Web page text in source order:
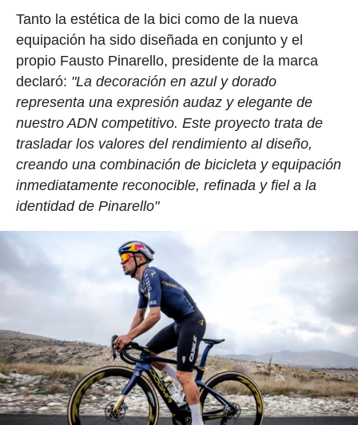
Tanto la estética de la bici como de la nueva
equipación ha sido diseñada en conjunto y el
propio Fausto Pinarello, presidente de la marca
declaró: "La decoración en azul y dorado
representa una expresión audaz y elegante de
nuestro ADN competitivo. Este proyecto trata de
trasladar los valores del rendimiento al diseño,
creando una combinación de bicicleta y equipación
inmediatamente reconocible, refinada y fiel a la
identidad de Pinarello"